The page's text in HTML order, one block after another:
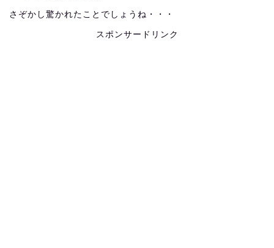
さぞかし驚かれたことでしょうね・・・
スポンサードリンク